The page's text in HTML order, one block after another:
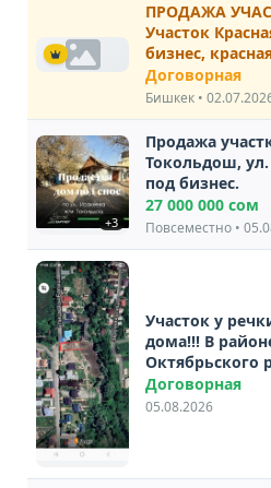
ПРОДАЖА
Участок
бизнес,
Договорная
Бишкек •
+3
Продажа
Токольдош,
под бизнес.
27 000 000 сом
Повсеместно •
Участок у
дома!!! В районе с. Кок-Жар,
Октябрьского района,
3.75соток,
мечты!
Договорная
05.08.2026